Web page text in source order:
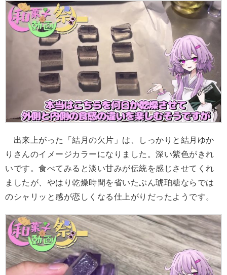
出来上がった「結月の欠片」は、しっかりと結月ゆか
りさんのイメージカラーになりました。深い紫色がきれ
いです。食べてみると淡い甘みが伝統を感じさせてくれ
ましたが、やはり乾燥時間を省いたぶん琥珀糖ならでは
のシャリッと感が恋しくなる仕上がりだったようです。